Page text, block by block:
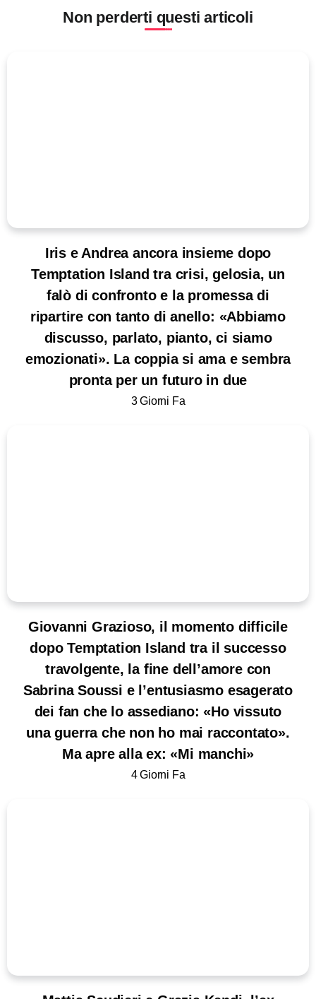
Non perderti questi articoli
Iris e Andrea ancora insieme dopo
Temptation Island tra crisi, gelosia, un
falò di confronto e la promessa di
ripartire con tanto di anello: «Abbiamo
discusso, parlato, pianto, ci siamo
emozionati». La coppia si ama e sembra
pronta per un futuro in due
3 Giorni Fa
Giovanni Grazioso, il momento difficile
dopo Temptation Island tra il successo
travolgente, la fine dell’amore con
Sabrina Soussi e l’entusiasmo esagerato
dei fan che lo assediano: «Ho vissuto
una guerra che non ho mai raccontato».
Ma apre alla ex: «Mi manchi»
4 Giorni Fa